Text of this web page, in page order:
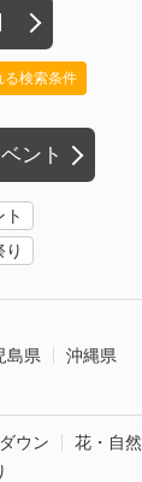
ント
る検索条件
り
島県
沖縄県
ウン
花・自然